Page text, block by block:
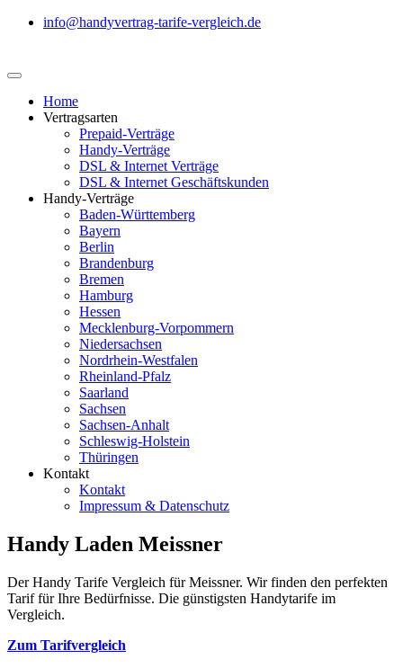
info@handyvertrag-tarife-vergleich.de
Home
Vertragsarten
Prepaid-Verträge
Handy-Verträge
DSL & Internet Verträge
DSL & Internet Geschäftskunden
Handy-Verträge
Baden-Württemberg
Bayern
Berlin
Brandenburg
Bremen
Hamburg
Hessen
Mecklenburg-Vorpommern
Niedersachsen
Nordrhein-Westfalen
Rheinland-Pfalz
Saarland
Sachsen
Sachsen-Anhalt
Schleswig-Holstein
Thüringen
Kontakt
Kontakt
Impressum & Datenschutz
Handy Laden Meissner
Der Handy Tarife Vergleich für Meissner. Wir finden den perfekten
Tarif für Ihre Bedürfnisse. Die günstigsten Handytarife im
Vergleich.
Zum Tarifvergleich